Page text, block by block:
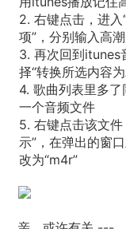
2. 右键点击，进入
项”，分别输入高
3. 再次回到itunes
择“转换所选内容为
4. 歌曲列表里多
一个音频文件
5. 右键点击该文
示”，在弹出的窗
改为“m4r”